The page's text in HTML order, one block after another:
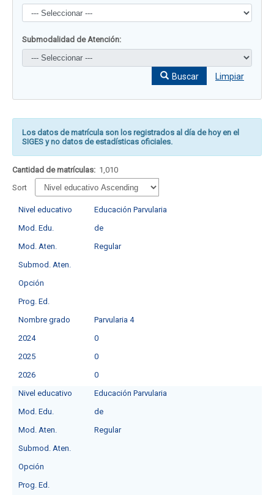
Submodalidad de Atención:
Buscar Limpiar
Los datos de matrícula son los registrados al día de hoy en el
SIGES y no datos de estadísticas oficiales.
Cantidad de matrículas: 1,010
Sort
Nivel educativo
Educación Parvularia
Mod. Edu.
de
Mod. Aten.
Regular
Submod. Aten.
Opción
Prog. Ed.
Nombre grado
Parvularia 4
2024
0
2025
0
2026
0
Nivel educativo
Educación Parvularia
Mod. Edu.
de
Mod. Aten.
Regular
Submod. Aten.
Opción
Prog. Ed.